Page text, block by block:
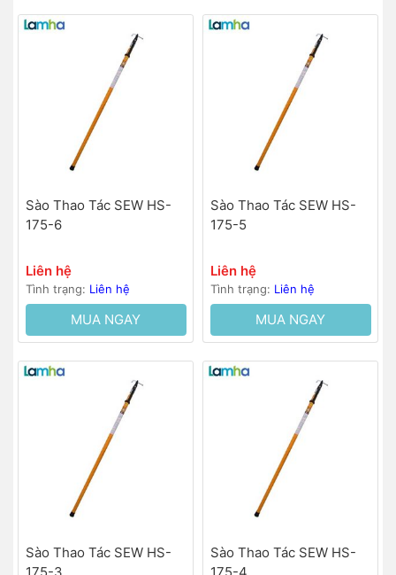
Sào Thao Tác SEW HS-
175-6
Liên hệ
Tình trạng: Liên hệ
MUA NGAY
Sào Thao Tác SEW HS-
175-5
Liên hệ
Tình trạng: Liên hệ
MUA NGAY
Sào Thao Tác SEW HS-
175-3
Sào Thao Tác SEW HS-
175-4